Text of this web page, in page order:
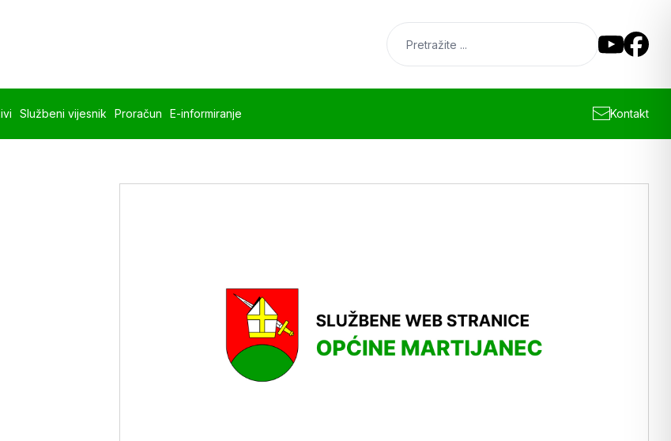
Službeni vijesnik Proračun E-informiranje Kontakt